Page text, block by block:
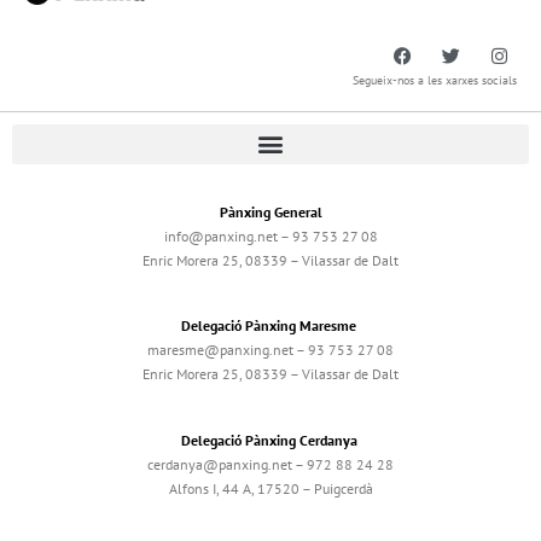
Segueix-nos a les xarxes socials
Pànxing General
info@panxing.net – 93 753 27 08
Enric Morera 25, 08339 – Vilassar de Dalt
Delegació Pànxing Maresme
maresme@panxing.net – 93 753 27 08
Enric Morera 25, 08339 – Vilassar de Dalt
Delegació Pànxing Cerdanya
cerdanya@panxing.net – 972 88 24 28
Alfons I, 44 A, 17520 – Puigcerdà